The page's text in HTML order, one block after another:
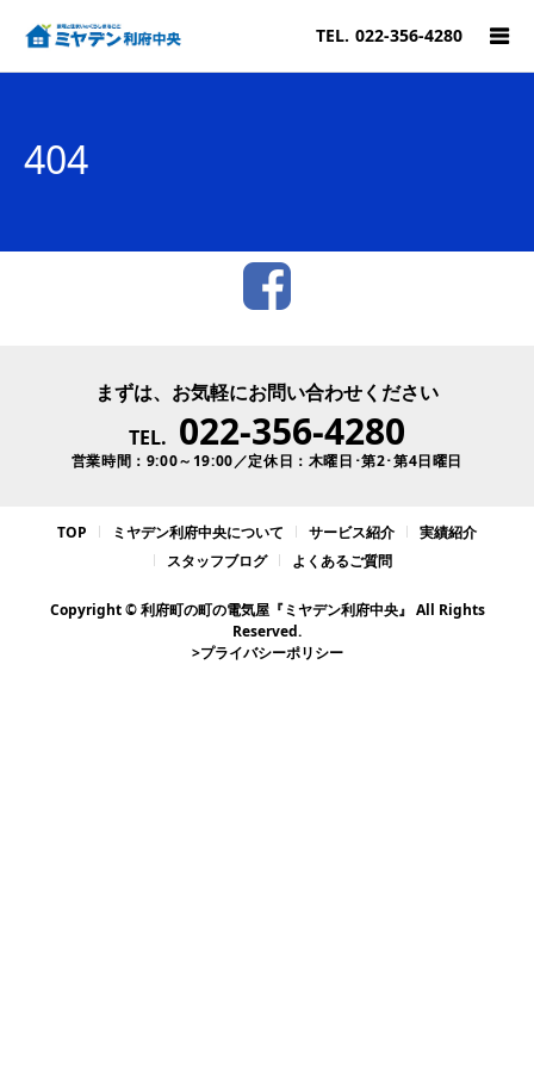
TEL. 022-356-4280
404
まずは、お気軽にお問い合わせください
TEL. 022-356-4280
営業時間：9:00～19:00／定休日：木曜日･第2･第4日曜日
TOP ミヤデン利府中央について サービス紹介
実績紹介
スタッフブログ
よくあるご質問
Copyright © 利府町の町の電気屋『ミヤデン利府中央』 All Rights
Reserved.
>プライバシーポリシー